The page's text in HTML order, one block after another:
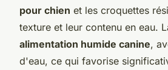
pour chien et les croquettes
texture et leur contenu en eau.
alimentation humide canine,
d'eau, ce qui favorise